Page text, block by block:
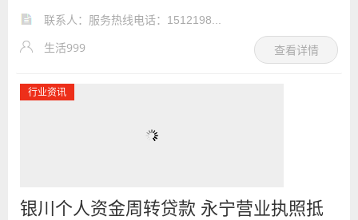
联系人：服务热线电话：1512198...
生活999 查看详情
行业资讯
银川个人资金周转贷款 永宁营业执照抵